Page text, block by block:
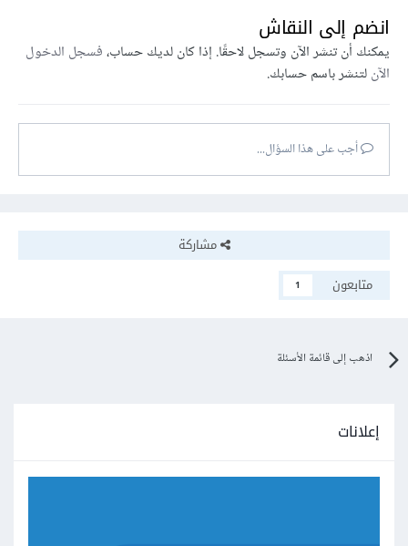
انضم إلى النقاش
يمكنك أن تنشر الآن وتسجل لاحقًا. إذا كان لديك حساب،فسجل الدخول
الآنلتنشر باسم حسابك.
أجب على هذا السؤال...
مشاركة
متابعون
1
اذهب إلى قائمة الأسئلة
إعلانات